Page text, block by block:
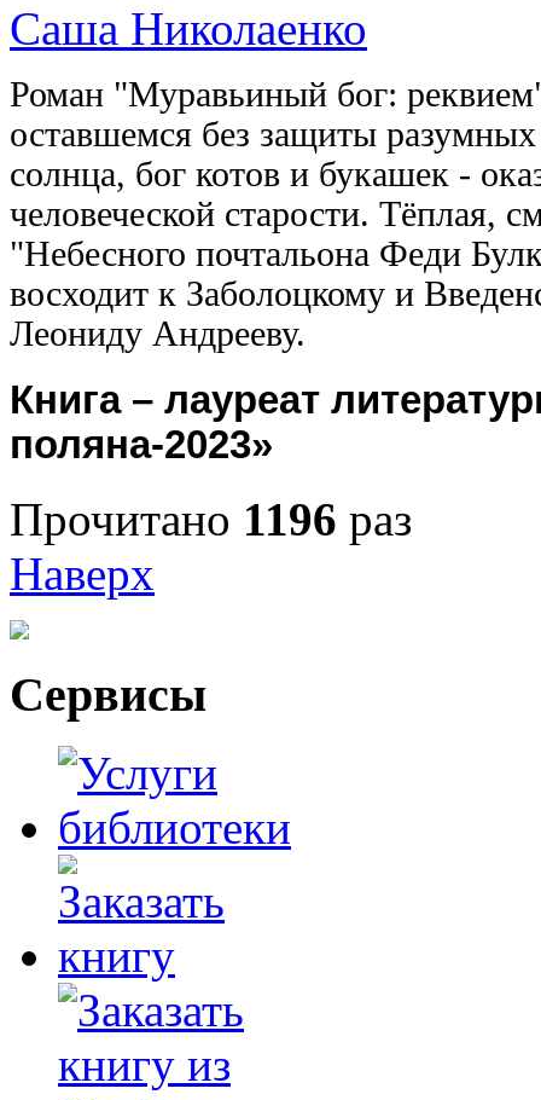
Саша Николаенко
Роман "Муравьиный бог:
оставшемся без защиты
солнца, бог котов и букашек -
человеческой старости. Тёплая,
"Небесного почтальона Феди
восходит к Заболоцкому и
Леониду Андрееву.
Книга – лауреат
поляна-2023»
Прочитано 1196 раз
Наверх
Сервисы